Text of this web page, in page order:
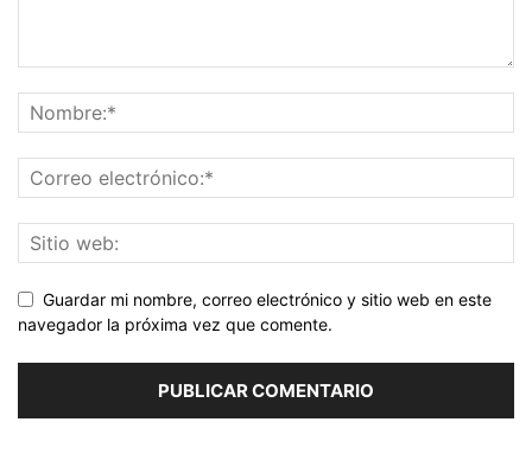
Guardar mi nombre, correo electrónico y sitio web en este
navegador la próxima vez que comente.